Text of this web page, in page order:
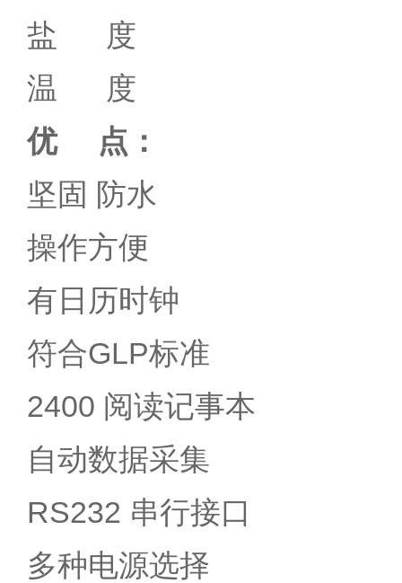
盐 度
温 度
优 点：
坚固 防水
操作方便
有日历时钟
符合GLP标准
2400 阅读记事本
自动数据采集
RS232 串行接口
多种电源选择